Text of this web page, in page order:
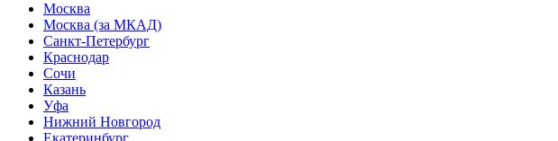
Москва
Москва (за МКАД)
Санкт-Петербург
Краснодар
Сочи
Казань
Уфа
Нижний Новгород
Екатеринбург